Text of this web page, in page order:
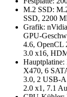
M.2 SSD:
SSD, 2200
Grafik:
GPU-
4.6, OpenCL
3.0 x16,
X470, 6
3.0, 2 USB-A
2.0 x1, 7.1